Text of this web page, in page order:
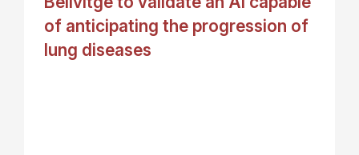
of anticipating the progression of
lung diseases